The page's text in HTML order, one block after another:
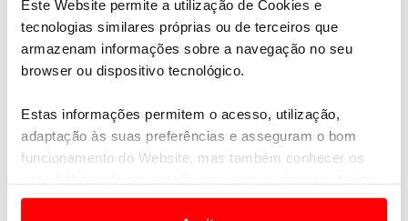
Este Website permite a utilização de Cookies e
tecnologias similares próprias ou de terceiros que
armazenam informações sobre a navegação no seu
browser ou dispositivo tecnológico.
Estas informações permitem o acesso, utilização,
adaptação às suas preferências e asseguram o bom
funcionamento do Website, mas também conhecer os
e anúncios de modo a promover produtos e/ou serviços.
assistência de saída do veículo em segurança, alerta
de ocupação dos bancos traseiros, sendo a novidade
seguem para o sistema de paragem de emergência
do veículo.
Newsletter Revista
Receba as novidades do mundo automóvel e
do universo ACP.
SUBSCREVER